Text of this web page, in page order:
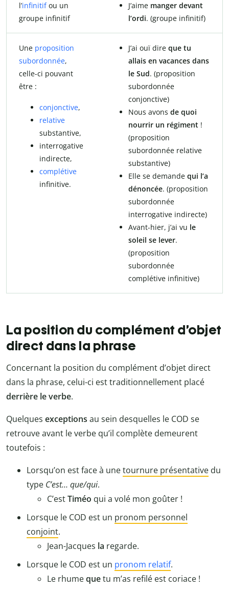
l’infinitifou un
groupe infinitif
J’aime manger devant
l’ordi. (groupe infinitif)
Une proposition
subordonnée,
celle-ci pouvant
être :
conjonctive,
relative
substantive,
interrogative
indirecte,
complétive
infinitive.
J’ai ouï dire que tu
allais en vacances dans
le Sud. (proposition
subordonnée
conjonctive)
Nous avons de quoi
nourrir un régiment !
(proposition
subordonnée relative
substantive)
Elle se demande qui l’a
dénoncée. (proposition
subordonnée
interrogative indirecte)
Avant-hier, j’ai vu le
soleil se lever.
(proposition
subordonnée
complétive infinitive)
La position du complément d’objet
direct dans la phrase
Concernant la position du complément d’objet direct
dans la phrase, celui-ci est traditionnellement placé
derrière le verbe.
Quelques exceptions au sein desquelles le COD se
retrouve avant le verbe qu’il complète demeurent
toutefois :
Lorsqu’on est face à unetournure présentative du
type C’est… que/qui.
C’estTiméo qui a volé mon goûter !
Lorsque le COD est un pronom personnel
conjoint.
Jean-Jacques la regarde.
Lorsque le COD est un pronom relatif.
Le rhumequetu m’as refilé est coriace !